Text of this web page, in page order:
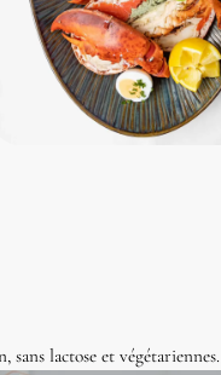
sans lactose et végétariennes.